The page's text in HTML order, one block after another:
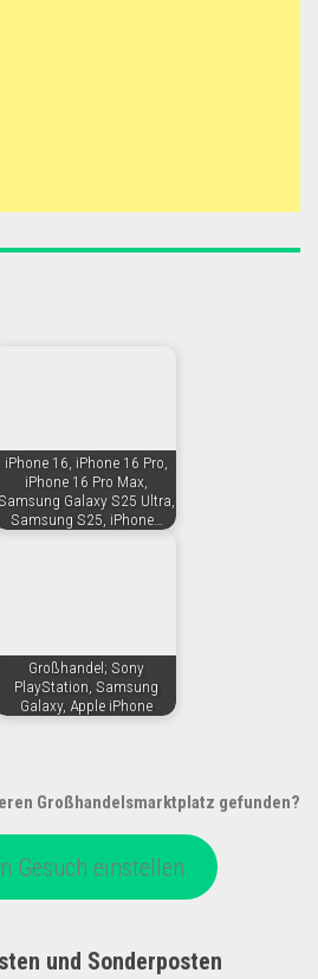
iPhone 16, iPhone 16 Pro,
iPhone 16 Pro Max,
Galaxy S25 Ultra,
Samsung S25, iPhone…
Großhandel; Sony
PlayStation, Samsung
Galaxy, Apple iPhone
Großhandelsmarktplatz gefunden?
Gesuch einstellen
und Sonderposten